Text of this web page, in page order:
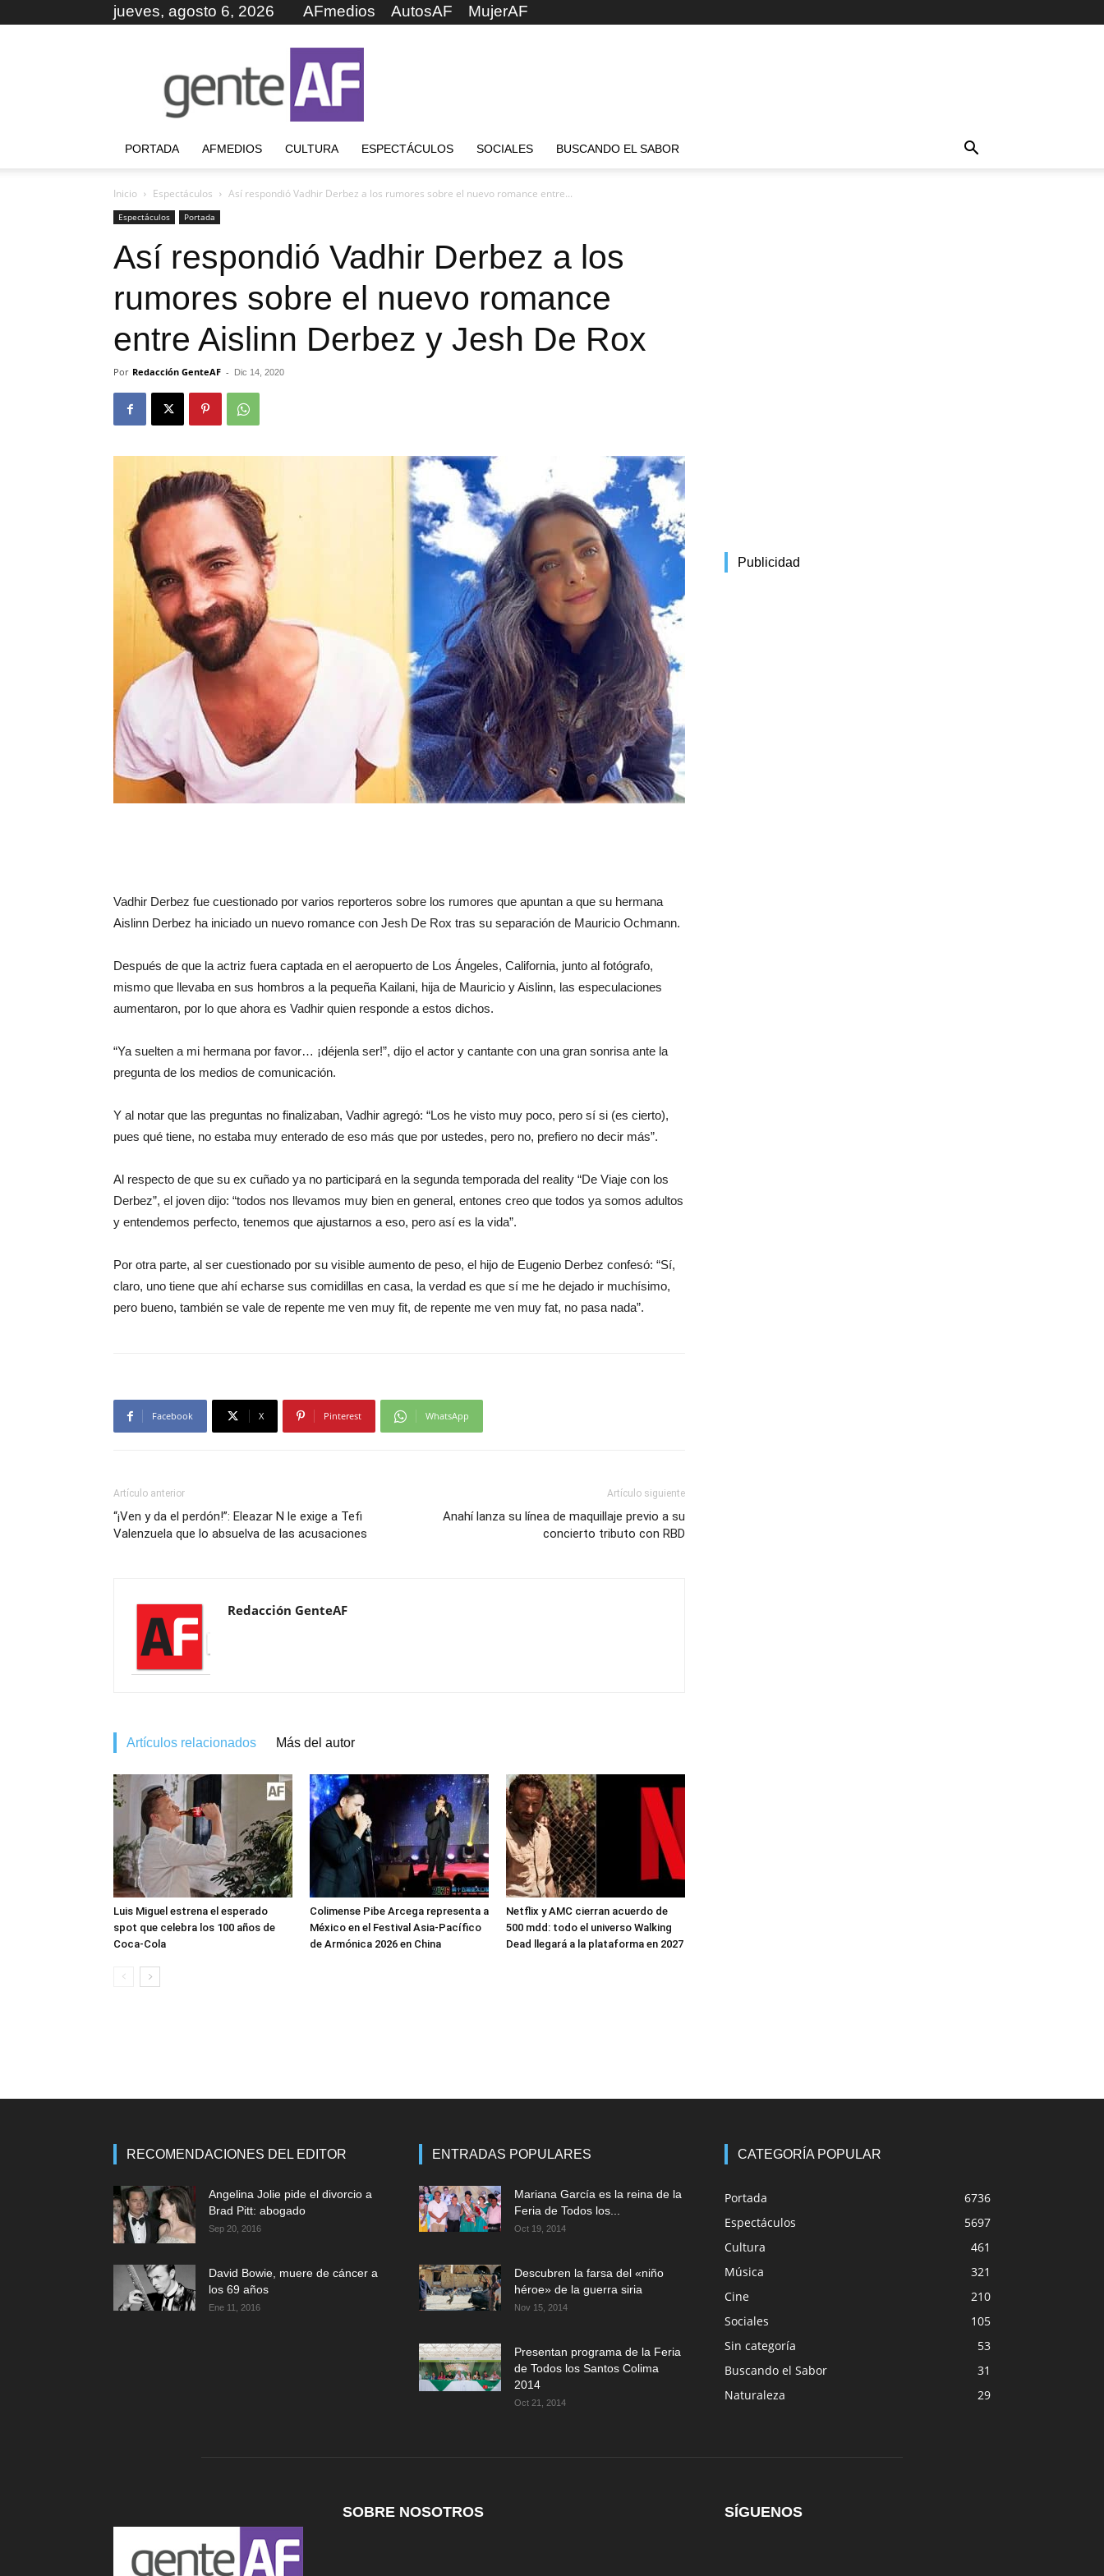
jueves, agosto 6, 2026 AFmedios AutosAF MujerAF
PORTADA AFMEDIOS CULTURA ESPECTÁCULOS SOCIALES BUSCANDO EL SABOR
Inicio Espectáculos Así respondió Vadhir Derbez a los rumores sobre el nuevo romance entre...
Espectáculos Portada
Así respondió Vadhir Derbez a los
rumores sobre el nuevo romance
entre Aislinn Derbez y Jesh De Rox
Por Redacción GenteAF - Dic 14, 2020
Vadhir Derbez fue cuestionado por varios reporteros sobre los rumores que apuntan a que su hermana
Aislinn Derbez ha iniciado un nuevo romance con Jesh De Rox tras su separación de Mauricio Ochmann.
Después de que la actriz fuera captada en el aeropuerto de Los Ángeles, California, junto al fotógrafo,
mismo que llevaba en sus hombros a la pequeña Kailani, hija de Mauricio y Aislinn, las especulaciones
aumentaron, por lo que ahora es Vadhir quien responde a estos dichos.
“Ya suelten a mi hermana por favor… ¡déjenla ser!”, dijo el actor y cantante con una gran sonrisa ante la
pregunta de los medios de comunicación.
Y al notar que las preguntas no finalizaban, Vadhir agregó: “Los he visto muy poco, pero sí si (es cierto),
pues qué tiene, no estaba muy enterado de eso más que por ustedes, pero no, prefiero no decir más”.
Al respecto de que su ex cuñado ya no participará en la segunda temporada del reality “De Viaje con los
Derbez”, el joven dijo: “todos nos llevamos muy bien en general, entones creo que todos ya somos adultos
y entendemos perfecto, tenemos que ajustarnos a eso, pero así es la vida”.
Por otra parte, al ser cuestionado por su visible aumento de peso, el hijo de Eugenio Derbez confesó: “Sí,
claro, uno tiene que ahí echarse sus comidillas en casa, la verdad es que sí me he dejado ir muchísimo,
pero bueno, también se vale de repente me ven muy fit, de repente me ven muy fat, no pasa nada”.
Facebook X Pinterest WhatsApp
Artículo anterior
“¡Ven y da el perdón!”: Eleazar N le exige a Tefi
Valenzuela que lo absuelva de las acusaciones
Artículo siguiente
Anahí lanza su línea de maquillaje previo a su
concierto tributo con RBD
Redacción GenteAF
Artículos relacionados Más del autor
Luis Miguel estrena el esperado
spot que celebra los 100 años de
Coca-Cola
Colimense Pibe Arcega representa a
México en el Festival Asia-Pacífico
de Armónica 2026 en China
Netflix y AMC cierran acuerdo de
500 mdd: todo el universo Walking
Dead llegará a la plataforma en 2027
Publicidad
RECOMENDACIONES DEL EDITOR
Angelina Jolie pide el divorcio a
Brad Pitt: abogado
Sep 20, 2016
David Bowie, muere de cáncer a
los 69 años
Ene 11, 2016
ENTRADAS POPULARES
Mariana García es la reina de la
Feria de Todos los...
Oct 19, 2014
Descubren la farsa del «niño
héroe» de la guerra siria
Nov 15, 2014
Presentan programa de la Feria
de Todos los Santos Colima
2014
Oct 21, 2014
CATEGORÍA POPULAR
Portada
6736
Espectáculos
5697
Cultura
461
Música
321
Cine
210
Sociales
105
Sin categoría
53
Buscando el Sabor
31
Naturaleza
29
SOBRE NOSOTROS SÍGUENOS